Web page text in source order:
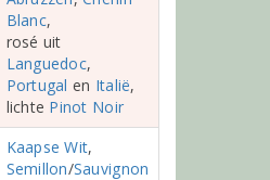
Blanc,
rosé uit
Languedoc,
Portugal en Italië,
lichte Pinot Noir
Kaapse Wit,
Semillon/Sauvignon